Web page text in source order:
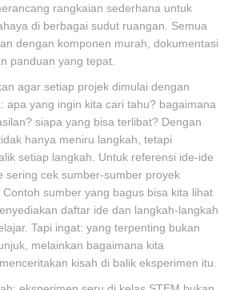
rangkaian sederhana untuk
di berbagai sudut ruangan. Semua
dengan komponen murah, dokumentasi
panduan yang tepat.
agar setiap projek dimulai dengan
apa yang ingin kita cari tahu? bagaimana
siapa yang bisa terlibat? Dengan
hanya meniru langkah, tetapi
setiap langkah. Untuk referensi ide-ide
sering cek sumber-sumber proyek
sumber yang bagus bisa kita lihat
daftar ide dan langkah-langkah
Tapi ingat: yang terpenting bukan
melainkan bagaimana kita
kisah di balik eksperimen itu.